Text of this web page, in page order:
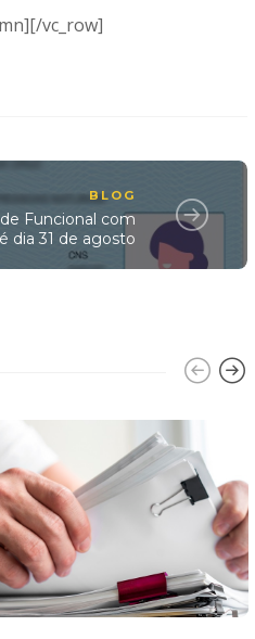
vc_row]
BLOG
Funcional com
dia 31 de agosto